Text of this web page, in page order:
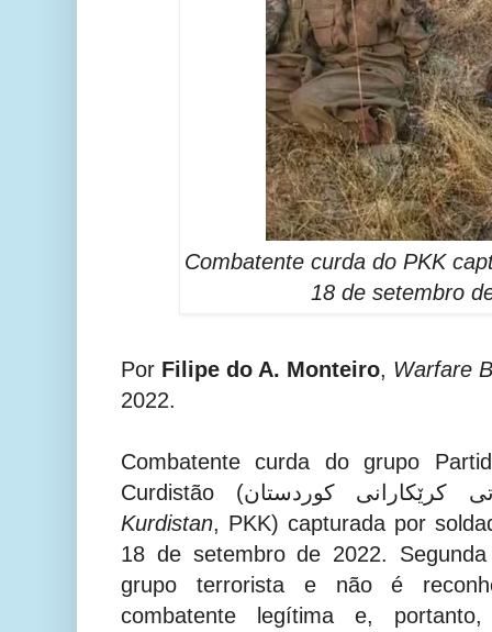
Combatente curda do PKK
18 de setembro
Por Filipe do A. Monteiro, Warfare
2022.
Combatente curda do grupo
Kurdistan, PKK) capturada por
18 de setembro de 2022.
grupo terrorista e não é
combatente legítima e,